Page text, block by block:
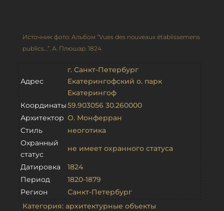
Источник фото: Альбом “Vues des nouveaux établissemens
publics…”. А. Плюшар. 1824
Адрес
г. Санкт-Петербург
Екатерингофский о. парк
Екатерингоф
Координаты59.903056 30.260000
Архитектор О. Монферран
Стиль
неоготика
Охранный
статус
не имеет охранного статуса
Датировка
1824
Период
1820-1879
Регион
Санкт-Петербург
Категория: архитектурные объекты